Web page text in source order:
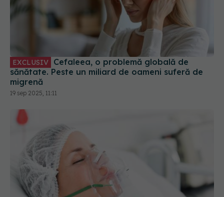
EXCLUSIV
sănătate. Peste un miliard de oameni suferă de
migrenă
19 sep 2025, 11:11